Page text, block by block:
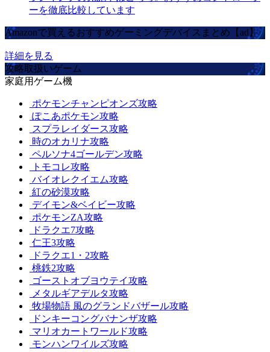
ーを徹底比較しています
Amazonで買えるおすすめゲーミングデバイスまとめ【ad】
詳細を見る
攻略取扱いゲーム
家庭用ゲーム機
ポケモンチャンピオンズ攻略
ぽこあポケモン攻略
スプラレイダース攻略
時のオカリナ攻略
ペルソナ4ゴールデン攻略
トモコレ攻略
バイオレクイエム攻略
紅の砂漠攻略
デイモン&ベイビー攻略
ポケモンZA攻略
ドラクエ7攻略
仁王3攻略
ドラクエ1・2攻略
桃鉄2攻略
ゴーストオブヨウテイ攻略
メタルギアデルタ攻略
牧場物語 風のグランドバザール攻略
ドンキーコングバナンザ攻略
マリオカートワールド攻略
モンハンワイルズ攻略